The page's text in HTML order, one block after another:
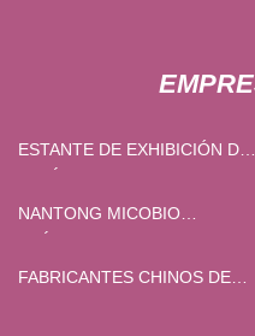
ESTANTE DE EXHIBICIÓN DE
NANTONG MICOBIO
FABRICANTES CHINOS DE